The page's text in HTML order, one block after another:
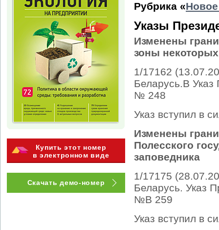
Купить этот номер
в электронном виде
Скачать демо-номер
Рубрика «Новое
Указы
Изменены
зоны
1/17162
Беларусь.В Указ
№ 248
Указ вступил в
Изменены
Полесского
заповедника
1/17175
Беларусь. Указ
№В 259
Указ вступил в